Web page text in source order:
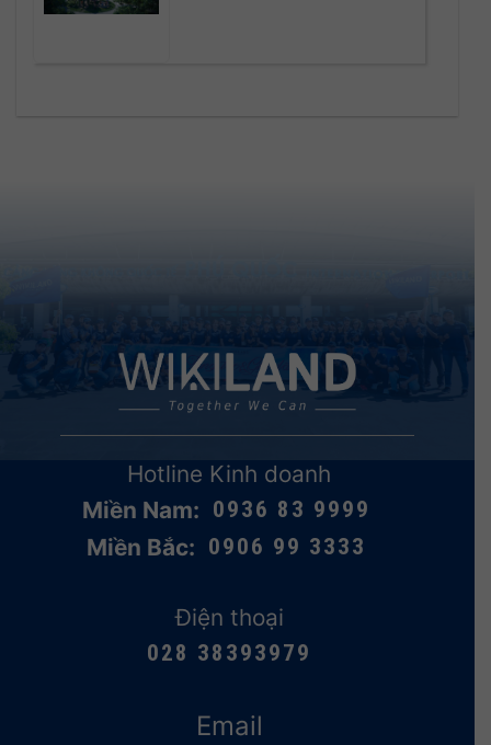
Hotline Kinh doanh
Miền Nam: 0936 83 9999
Miền Bắc: 0906 99 3333
Điện thoại
028 38393979
Email